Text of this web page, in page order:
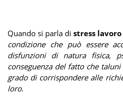
Quando si parla di stress
condizione che può essere
disfunzioni di natura fisica,
conseguenza del fatto che
grado di corrispondere alle
loro.